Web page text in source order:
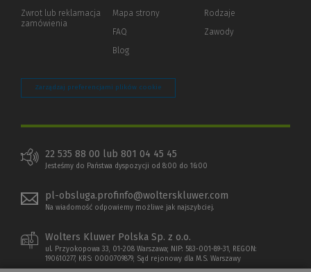
innej
Zwrot lub reklamacja
zamówienia
Mapa strony
FAQ
Blog
Rodzaje
Zawody
Zarządzaj preferencjami plików cookie
22 535 88 00 lub 801 04 45 45
Jesteśmy do Państwa dyspozycji od 8:00 do 16:00
pl-obsluga.profinfo@wolterskluwer.com
Na wiadomość odpowiemy możliwe jak najszybciej.
Wolters Kluwer Polska Sp. z o.o.
ul. Przyokopowa 33, 01-208 Warszawa; NIP: 583-001-89-31, REGON:
190610277, KRS: 0000709879, Sąd rejonowy dla M.S. Warszawy